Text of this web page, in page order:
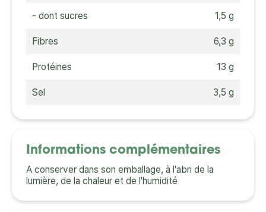
- dont sucres 1,5 g
Fibres 6,3 g
Protéines 13 g
Sel 3,5 g
Informations complémentaires
A conserver dans son emballage, à l'abri de la
lumière, de la chaleur et de l'humidité